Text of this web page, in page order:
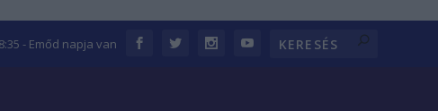
- Emőd napja van